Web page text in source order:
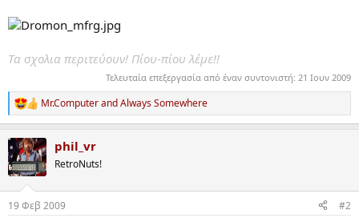
Τα σχολια περιτεύουν! Πίου-πίου λέμε!!
Τελευταία επεξεργασία από έναν συντονιστή: 21 Ιουν 2009
R
e
c
t
i
s
Mr.ComputerandAlways Somewhere
phil_vr
RetroNuts!
19 Φεβ 2009 #2